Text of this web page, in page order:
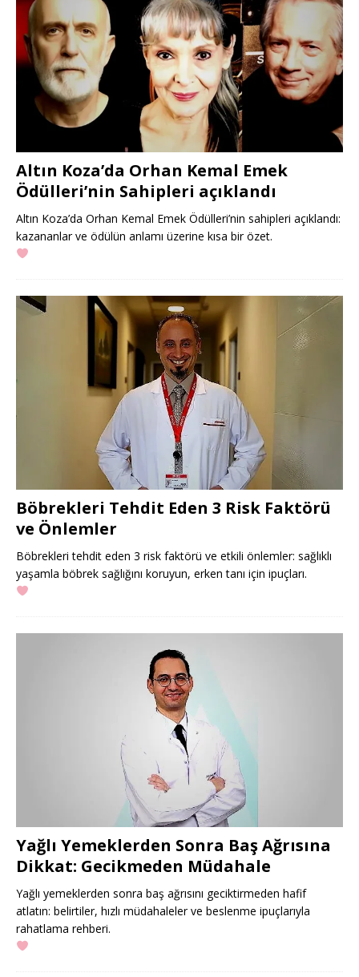
Altın Koza’da Orhan Kemal Emek
Ödülleri’nin Sahipleri açıklandı
Altın Koza’da Orhan Kemal Emek Ödülleri’nin sahipleri açıklandı:
kazananlar ve ödülün anlamı üzerine kısa bir özet.
Böbrekleri Tehdit Eden 3 Risk Faktörü
ve Önlemler
Böbrekleri tehdit eden 3 risk faktörü ve etkili önlemler: sağlıklı
yaşamla böbrek sağlığını koruyun, erken tanı için ipuçları.
Yağlı Yemeklerden Sonra Baş Ağrısına
Dikkat: Gecikmeden Müdahale
Yağlı yemeklerden sonra baş ağrısını geciktirmeden hafif
atlatın: belirtiler, hızlı müdahaleler ve beslenme ipuçlarıyla
rahatlama rehberi.